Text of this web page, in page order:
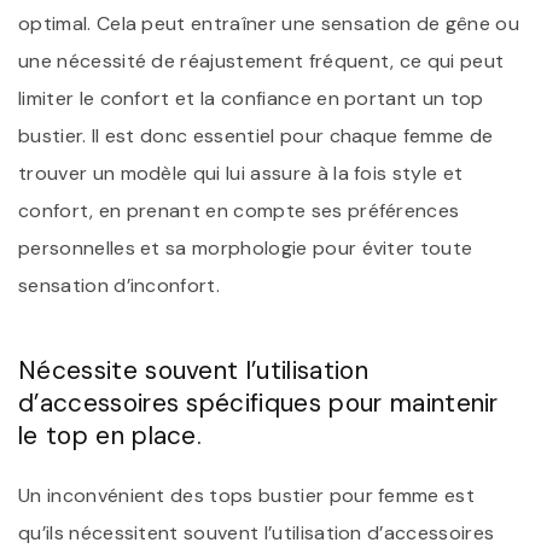
optimal. Cela peut entraîner une sensation de gêne ou
une nécessité de réajustement fréquent, ce qui peut
limiter le confort et la confiance en portant un top
bustier. Il est donc essentiel pour chaque femme de
trouver un modèle qui lui assure à la fois style et
confort, en prenant en compte ses préférences
personnelles et sa morphologie pour éviter toute
sensation d’inconfort.
Nécessite souvent l’utilisation
d’accessoires spécifiques pour maintenir
le top en place.
Un inconvénient des tops bustier pour femme est
qu’ils nécessitent souvent l’utilisation d’accessoires